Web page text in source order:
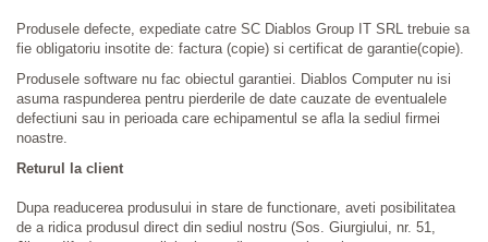
Produsele defecte, expediate catre SC Diablos Group IT SRL trebuie sa
fie obligatoriu insotite de: factura (copie) si certificat de garantie(copie).
Produsele software nu fac obiectul garantiei. Diablos Computer nu isi
asuma raspunderea pentru pierderile de date cauzate de eventualele
defectiuni sau in perioada care echipamentul se afla la sediul firmei
noastre.
Returul la client
Dupa readucerea produsului in stare de functionare, aveti posibilitatea
de a ridica produsul direct din sediul nostru (Sos. Giurgiului, nr. 51,